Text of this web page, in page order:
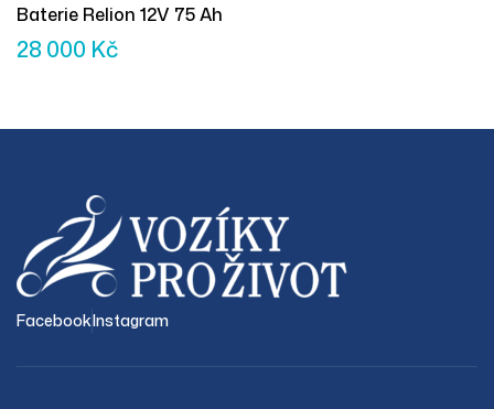
Baterie Relion 12V 75 Ah
28 000 Kč
FacebookInstagram